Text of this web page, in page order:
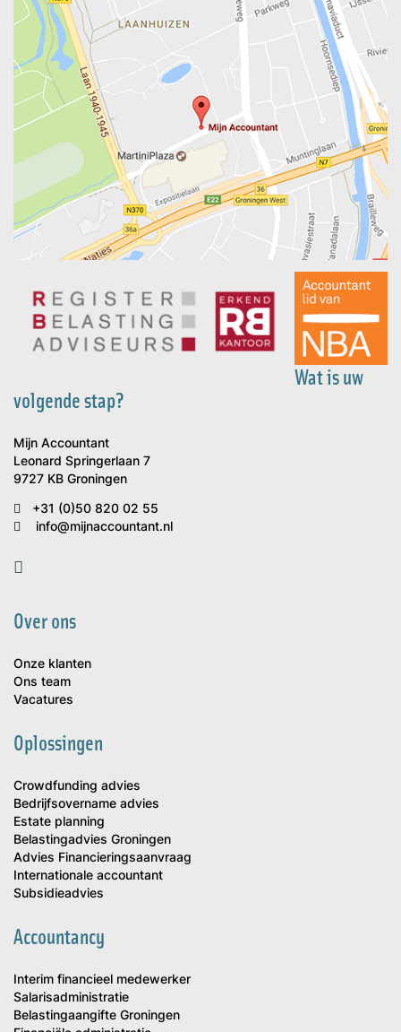
Wat is uw
volgende stap?
Mijn Accountant
Leonard Springerlaan 7
9727 KB Groningen
+31 (0)50 820 02 55
info@mijnaccountant.nl
Over ons
Onze klanten
Ons team
Vacatures
Oplossingen
Crowdfunding advies
Bedrijfsovername advies
Estate planning
Belastingadvies Groningen
Advies Financieringsaanvraag
Internationale accountant
Subsidieadvies
Accountancy
Interim financieel medewerker
Salarisadministratie
Belastingaangifte Groningen